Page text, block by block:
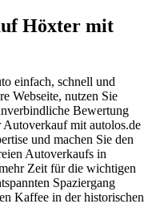
Höxter mit
einfach, schnell und
Webseite, nutzen Sie
Bewertung
mit autolos.de
und machen Sie den
Autoverkaufs in
Zeit für die wichtigen
Spaziergang
Kaffee in der historischen